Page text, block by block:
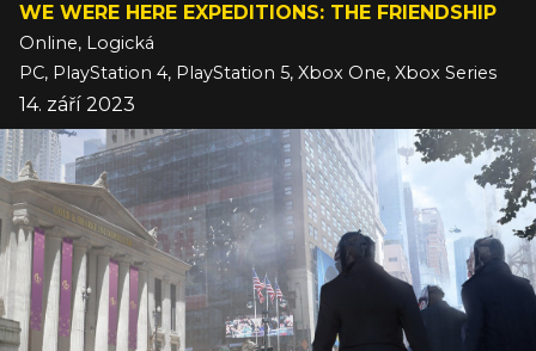
WE WERE HERE EXPEDITIONS: THE FRIENDSHIP
Online, Logická
PC, PlayStation 4, PlayStation 5, Xbox One, Xbox Series
14. září 2023